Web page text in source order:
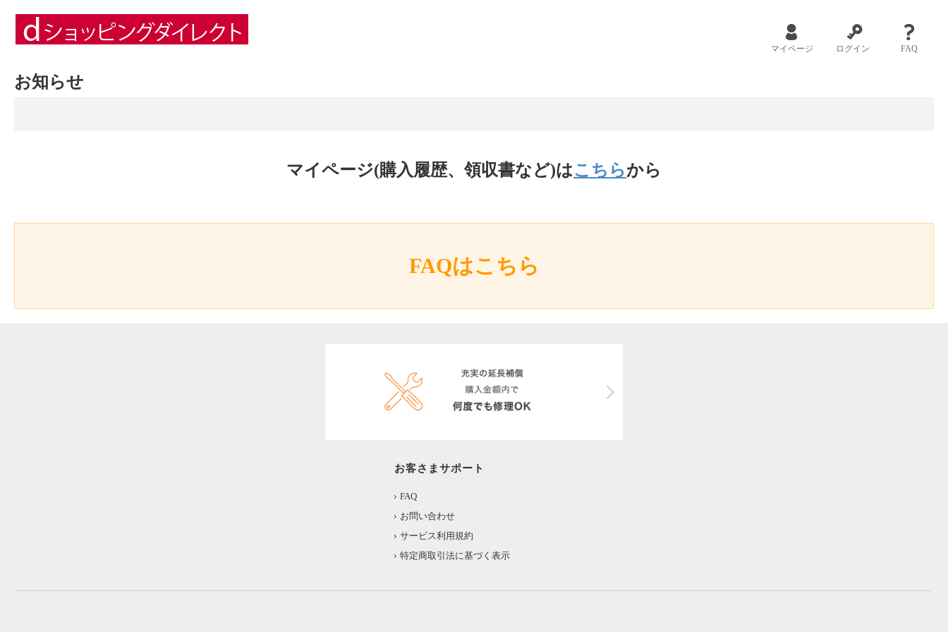
マイページ ログイン FAQ
お知らせ
マイページ(購入履歴、領収書など)はこちらから
FAQはこちら
お客さまサポート
FAQ
お問い合わせ
サービス利用規約
特定商取引法に基づく表示